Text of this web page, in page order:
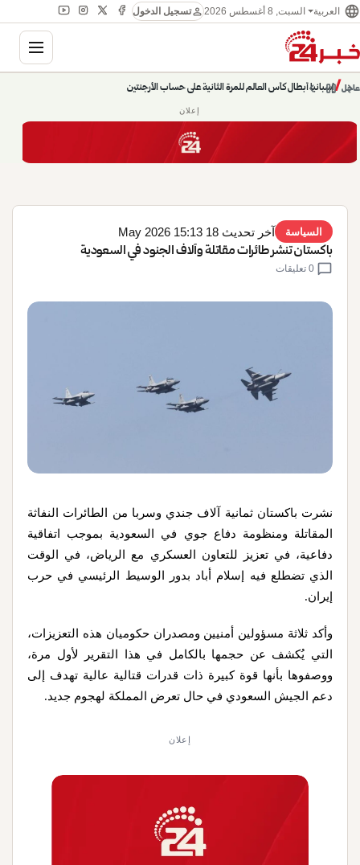
language العربية السبت, 8 أغسطس 2026 personتسجيل الدخول
عاجل/إسبانيا أبطال كأس العالم للمرة الثانية على حساب الأرجنتين chevron_right
pause
chevron_left
إعلان
السياسة آخر تحديث 18 May 2026 15:13
باكستان تنشر طائرات مقاتلة وآلاف الجنود في السعودية
chat_bubble
نشرت باكستان ثمانية آلاف جندي وسربا من الطائرات النفاثة
المقاتلة ومنظومة دفاع جوي في السعودية بموجب اتفاقية
دفاعية، في تعزيز للتعاون العسكري مع الرياض، في الوقت
الذي تضطلع فيه إسلام أباد بدور الوسيط الرئيسي في حرب
إيران.
وأكد ثلاثة مسؤولين أمنيين ومصدران حكوميان هذه ‌التعزيزات،
التي يُكشف عن حجمها ‌بالكامل في هذا التقرير لأول مرة،
ووصفوها بأنها قوة ‌كبيرة ذات قدرات قتالية عالية تهدف إلى
دعم الجيش السعودي في حال تعرض المملكة لهجوم جديد.
إعلان